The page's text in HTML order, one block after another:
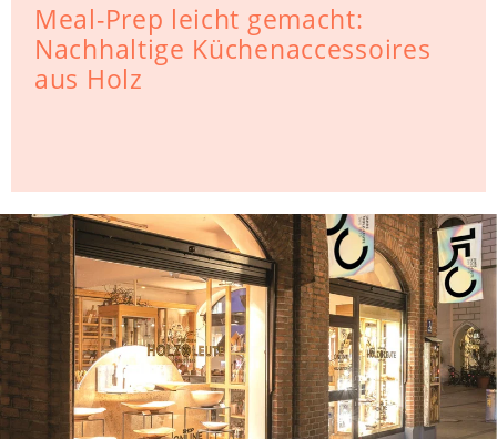
Meal-Prep leicht gemacht:
Nachhaltige Küchenaccessoires
aus Holz